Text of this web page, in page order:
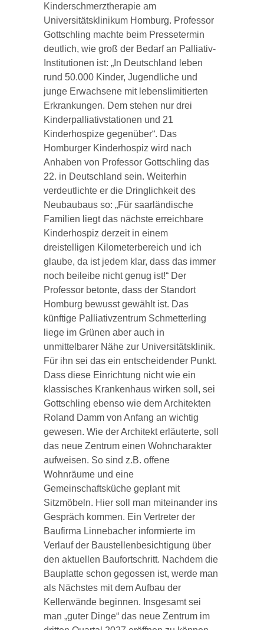
Kinderschmerztherapie am
Universitätsklinikum Homburg. Professor
Gottschling machte beim Pressetermin
deutlich, wie groß der Bedarf an Palliativ-
Institutionen ist: „In Deutschland leben
rund 50.000 Kinder, Jugendliche und
junge Erwachsene mit lebenslimitierten
Erkrankungen. Dem stehen nur drei
Kinderpalliativstationen und 21
Kinderhospize gegenüber“. Das
Homburger Kinderhospiz wird nach
Anhaben von Professor Gottschling das
22. in Deutschland sein. Weiterhin
verdeutlichte er die Dringlichkeit des
Neubaubaus so: „Für saarländische
Familien liegt das nächste erreichbare
Kinderhospiz derzeit in einem
dreistelligen Kilometerbereich und ich
glaube, da ist jedem klar, dass das immer
noch beileibe nicht genug ist!“ Der
Professor betonte, dass der Standort
Homburg bewusst gewählt ist. Das
künftige Palliativzentrum Schmetterling
liege im Grünen aber auch in
unmittelbarer Nähe zur Universitätsklinik.
Für ihn sei das ein entscheidender Punkt.
Dass diese Einrichtung nicht wie ein
klassisches Krankenhaus wirken soll, sei
Gottschling ebenso wie dem Architekten
Roland Damm von Anfang an wichtig
gewesen. Wie der Architekt erläuterte, soll
das neue Zentrum einen Wohncharakter
aufweisen. So sind z.B. offene
Wohnräume und eine
Gemeinschaftsküche geplant mit
Sitzmöbeln. Hier soll man miteinander ins
Gespräch kommen. Ein Vertreter der
Baufirma Linnebacher informierte im
Verlauf der Baustellenbesichtigung über
den aktuellen Baufortschritt. Nachdem die
Bauplatte schon gegossen ist, werde man
als Nächstes mit dem Aufbau der
Kellerwände beginnen. Insgesamt sei
man „guter Dinge“ das neue Zentrum im